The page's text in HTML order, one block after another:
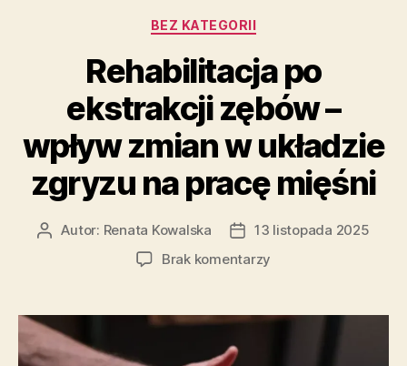
Kategorie
BEZ KATEGORII
Rehabilitacja po
ekstrakcji zębów –
wpływ zmian w układzie
zgryzu na pracę mięśni
AutorAutor: Renata Kowalska
Data13 listopada 2025
Brak komentarzy
ekstrakcji